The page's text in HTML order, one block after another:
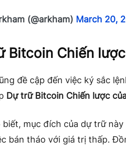
(@arkham) March 20,
Bitcoin Chiến
đề cập đến việc ký sắc
Dự trữ Bitcoin Chiến lược
biết, mục đích của dự trữ
bán tháo với giá trị thấp.